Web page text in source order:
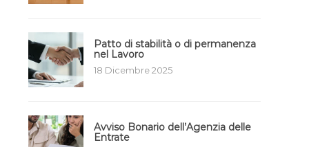
Patto di stabilità o di permanenza
nel Lavoro
18 Dicembre 2025
Avviso Bonario dell’Agenzia delle
Entrate